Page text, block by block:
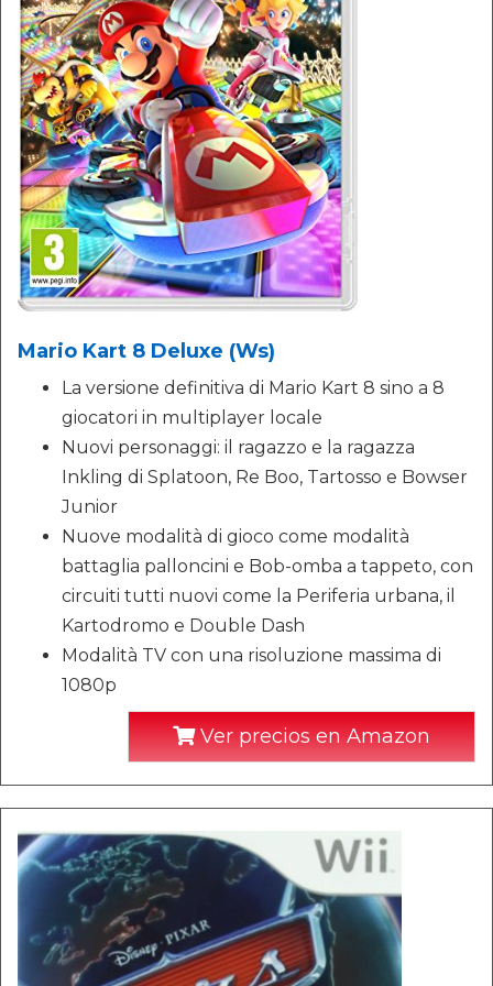
Mario Kart 8 Deluxe (Ws)
La versione definitiva di Mario Kart 8 sino a 8
giocatori in multiplayer locale
Nuovi personaggi: il ragazzo e la ragazza
Inkling di Splatoon, Re Boo, Tartosso e Bowser
Junior
Nuove modalità di gioco come modalità
battaglia palloncini e Bob-omba a tappeto, con
circuiti tutti nuovi come la Periferia urbana, il
Kartodromo e Double Dash
Modalità TV con una risoluzione massima di
1080p
Ver precios en Amazon